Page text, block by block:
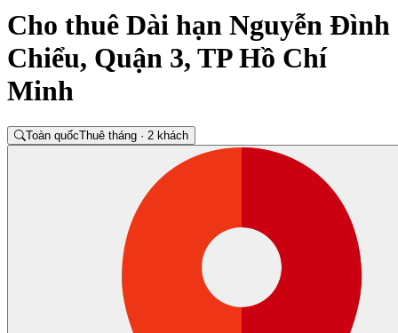
Cho thuê Dài hạn Nguyễn Đình
Chiểu, Quận 3, TP Hồ Chí
Minh
Toàn quốcThuê tháng · 2 khách